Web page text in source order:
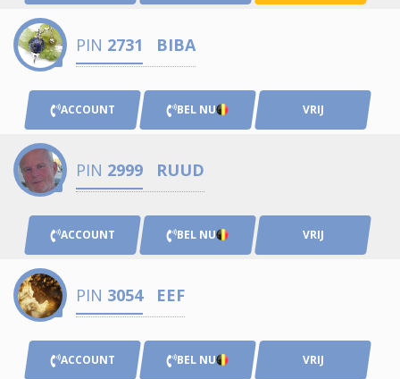
PIN 2731 BIBA
ACCOUNT BEL NU VRIJ
PIN 2999 RUUD
ACCOUNT BEL NU VRIJ
PIN 3054 EEF
ACCOUNT BEL NU VRIJ